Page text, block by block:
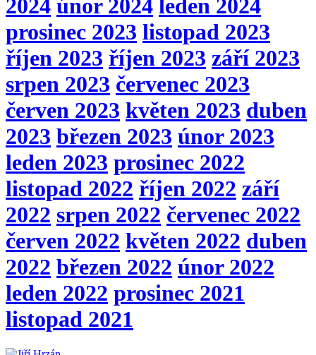
2024 únor 2024 leden 2024
prosinec 2023 listopad 2023
říjen 2023 říjen 2023 září 2023
srpen 2023 červenec 2023
červen 2023 květen 2023 duben
2023 březen 2023 únor 2023
leden 2023 prosinec 2022
listopad 2022 říjen 2022 září
2022 srpen 2022 červenec 2022
červen 2022 květen 2022 duben
2022 březen 2022 únor 2022
leden 2022 prosinec 2021
listopad 2021